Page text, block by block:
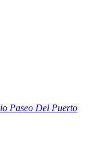
Paseo Del Puerto